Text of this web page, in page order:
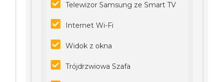
Telewizor Samsung ze Smart TV
Internet Wi-Fi
Widok z okna
Trójdrzwiowa Szafa